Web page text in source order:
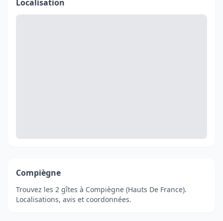
Localisation
Compiègne
Trouvez les 2 gîtes à Compiègne (Hauts De France).
Localisations, avis et coordonnées.